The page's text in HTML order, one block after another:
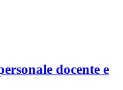
docente e